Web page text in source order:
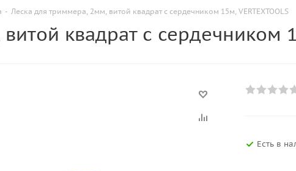
- Леска для триммера, 2мм, витой квадрат с сердечником 15м, VERTEXTOOLS
квадрат с сердечником
Есть в